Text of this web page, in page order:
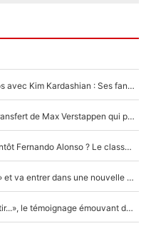
Lewis Hamilton poste de nouvelles photos avec Kim Kardashian : Ses fans le voient déjà redevenir champion du monde de F1 grâce à elle !
F1 - Une légende de McLaren refuse le transfert de Max Verstappen qui pourrait «faire des vagues» et plomber l'ambiance dans l'équipe
Max Verstappen, Lewis Hamilton… et bientôt Fernando Alonso ? Le classement des pilotes les mieux payés en Formule 1 risque de changer !
F1 - Alpine signe un accord «impensable» et va entrer dans une nouvelle dimension : Grande nouvelle pour Pierre Gasly !
F1 : « Je lui ai fait un câlin, puis j’ai dû partir...», le témoignage émouvant de Max Verstappen sur sa fille